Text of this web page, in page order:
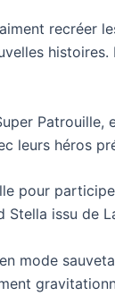
recréer
leurs héros
pour
Stella issu de
mode